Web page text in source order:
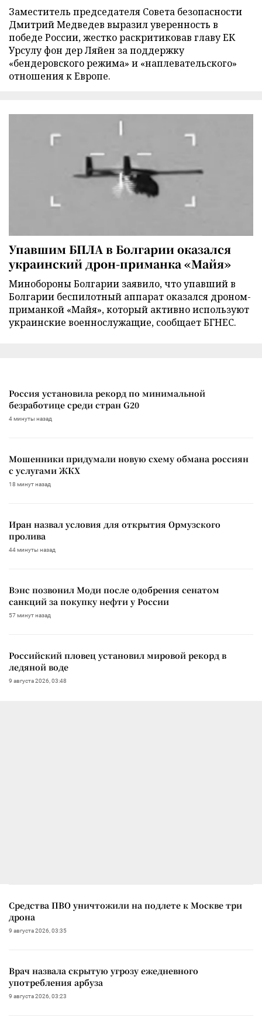
Заместитель председателя Совета безопасности
Дмитрий Медведев выразил уверенность в
победе России, жестко раскритиковав главу ЕК
Урсулу фон дер Ляйен за поддержку
«бендеровского режима» и «наплевательского»
отношения к Европе.
Упавшим БПЛА в Болгарии оказался
украинский дрон-приманка «Майя»
Минобороны Болгарии заявило, что упавший в
Болгарии беспилотный аппарат оказался дроном-
приманкой «Майя», который активно используют
украинские военнослужащие, сообщает БГНЕС.
Россия установила рекорд по минимальной
безработице среди стран G20
4 минуты назад
Мошенники придумали новую схему обмана россиян
с услугами ЖКХ
18 минут назад
Иран назвал условия для открытия Ормузского
пролива
44 минуты назад
Вэнс позвонил Моди после одобрения сенатом
санкций за покупку нефти у России
57 минут назад
Российский пловец установил мировой рекорд в
ледяной воде
9 августа 2026, 03:48
Средства ПВО уничтожили на подлете к Москве три
дрона
9 августа 2026, 03:35
Врач назвала скрытую угрозу ежедневного
употребления арбуза
9 августа 2026, 03:23